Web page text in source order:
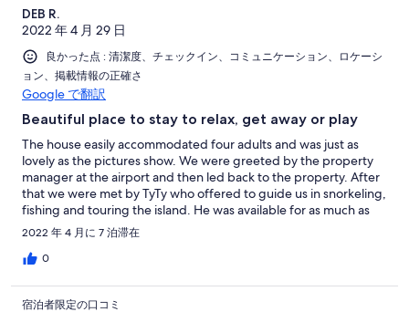
DEB R.
2022 年 4 月 29 日
良かった点 : 清潔度、チェックイン、コミュニケーション、ロケーシ
ョン、掲載情報の正確さ
Google で翻訳
Beautiful place to stay to relax, get away or play
The house easily accommodated four adults and was just as
lovely as the pictures show. We were greeted by the property
manager at the airport and then led back to the property. After
that we were met by TyTy who offered to guide us in snorkeling,
fishing and touring the island. He was available for as much as
we wanted. The pool was another attraction to the property.
After a week, we wish we could have stayed longer. We
definitely will be coming back.
2022 年 4 月に 7 泊滞在
0
宿泊者限定の口コミ